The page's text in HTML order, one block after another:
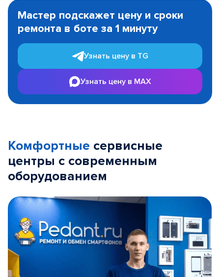
1
Мастер подскажет цену и сроки
ремонта в боте за 1 минуту
Узнать цену в TG
Узнать цену в MAX
Комфортные сервисные
центры с современным
оборудованием